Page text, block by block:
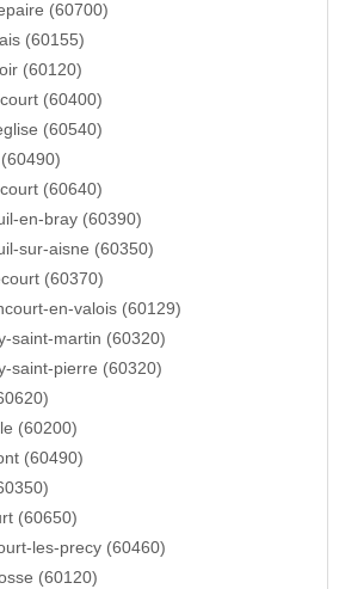
(60700)
(60155)
(60120)
(60400)
(60540)
(60640)
en-bray (60390)
sur-aisne (60350)
(60370)
en-valois (60129)
saint-martin (60320)
saint-pierre (60320)
(60200)
(60490)
(60650)
les-precy (60460)
(60120)